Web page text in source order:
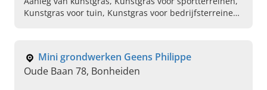
Kunstgras voor tuin, Kunstgras voor bedrijfsterreinen,
Mini grondwerken Geens Philippe
Oude Baan 78, Bonheiden